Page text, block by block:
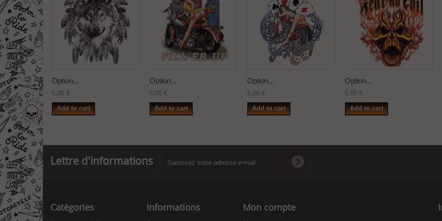
Option...
5,00 €
Add to cart
Option...
5,00 €
Add to cart
Option...
5,00 €
Add to cart
Option...
5,00 €
Add to cart
Lettre d'informations
Catégories Informations Mon compte